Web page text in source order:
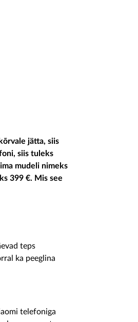
jätta, siis
siis tuleks
mudeli nimeks
399 €. Mis see
teps
ka peeglina
telefoniga